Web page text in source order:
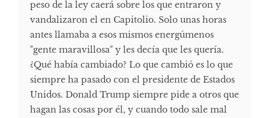
peso de la ley caerá sobre los que entraron y
vandalizaron el en Capitolio. Solo unas horas
antes llamaba a esos mismos energúmenos
"gente maravillosa" y les decía que les quería.
¿Qué había cambiado? Lo que cambió es lo que
siempre ha pasado con el presidente de Estados
Unidos. Donald Trump siempre pide a otros que
hagan las cosas por él, y cuando todo sale mal